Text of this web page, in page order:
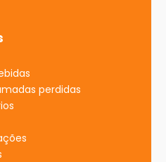
perdidas